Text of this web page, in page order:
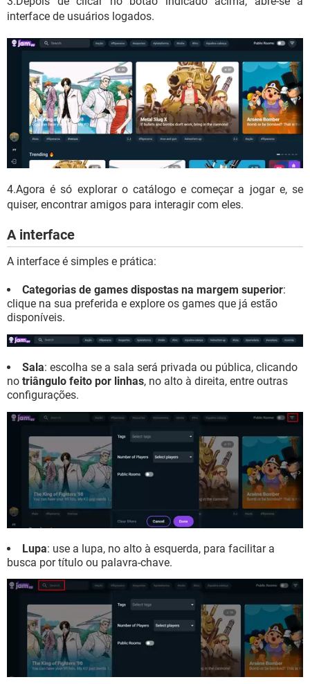
interface de usuários logados.
4.Agora é só explorar o catálogo e começar a jogar e, se
quiser, encontrar amigos para interagir com eles.
A interface
A interface é simples e prática:
Categorias de games dispostas na margem superior:
clique na sua preferida e explore os games que já estão
disponíveis.
Sala: escolha se a sala será privada ou pública, clicando
no triângulo feito por linhas, no alto à direita, entre outras
configurações.
Lupa: use a lupa, no alto à esquerda, para facilitar a
busca por título ou palavra-chave.